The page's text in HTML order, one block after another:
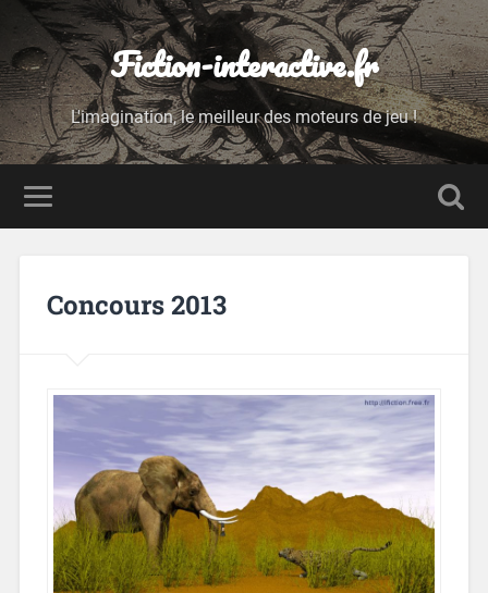
Fiction-interactive.fr
L'imagination, le meilleur des moteurs de jeu !
Concours 2013